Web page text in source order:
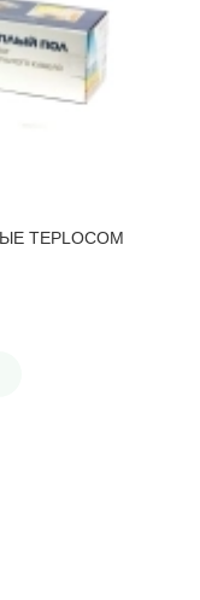
TEPLOCOM